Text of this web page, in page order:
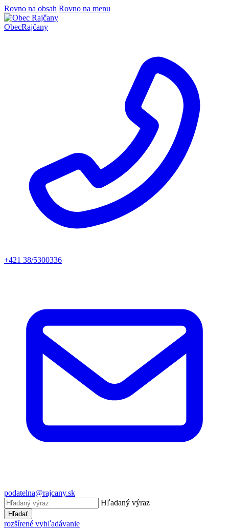
Rovno na obsah Rovno na menu
ObecRajčany
+421 38/5300336
podatelna@rajcany.sk
Hľadaný výraz
Hľadať
rozšírené vyhľadávanie